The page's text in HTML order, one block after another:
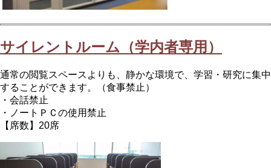
サイレントルーム（学内者専用）
通常の閲覧スペースよりも、静かな環境で、学習・研究に集中
することができます。（食事禁止）
・会話禁止
・ノートＰＣの使用禁止
【席数】20席